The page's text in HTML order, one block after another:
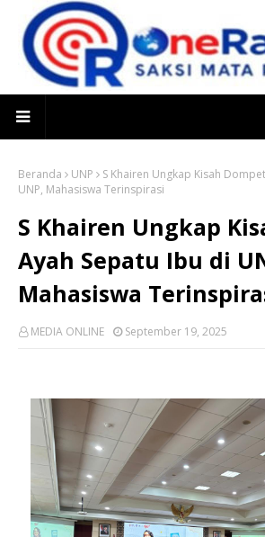
Beranda UNP
S Khairen Ungkap Kisah
UNP, Mahasiswa Terinspirasi
S Khairen Ungkap
Ayah Sepatu Ibu di
Mahasiswa
MEDIA ONLINE September 19, 2025